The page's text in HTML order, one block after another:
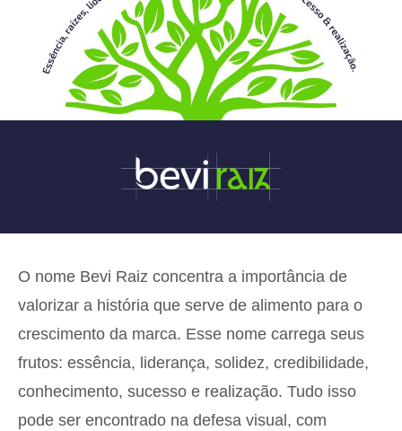
O nome Bevi Raiz concentra a importância de
valorizar a história que serve de alimento para o
crescimento da marca. Esse nome carrega seus
frutos: essência, liderança, solidez, credibilidade,
conhecimento, sucesso e realização. Tudo isso
pode ser encontrado na defesa visual, com